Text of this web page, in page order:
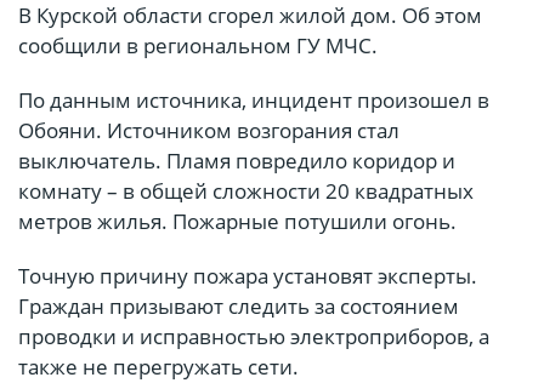
В Курской области сгорел жилой дом. Об этом
сообщили в региональном ГУ МЧС.
По данным источника, инцидент произошел в
Обояни. Источником возгорания стал
выключатель. Пламя повредило коридор и
комнату – в общей сложности 20 квадратных
метров жилья. Пожарные потушили огонь.
Точную причину пожара установят эксперты.
Граждан призывают следить за состоянием
проводки и исправностью электроприборов, а
также не перегружать сети.